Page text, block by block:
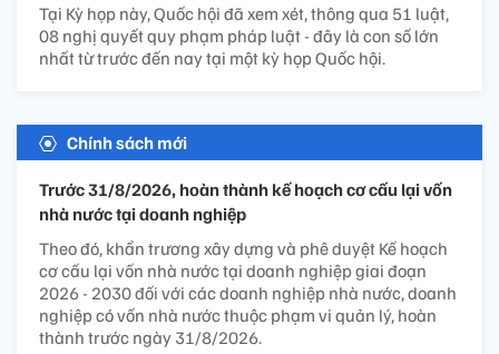
Tại Kỳ họp này, Quốc hội đã xem xét, thông qua 51 luật,
08 nghị quyết quy phạm pháp luật - đây là con số lớn
nhất từ trước đến nay tại một kỳ họp Quốc hội.
Chính sách mới
Trước 31/8/2026, hoàn thành kế hoạch cơ cấu lại vốn
nhà nước tại doanh nghiệp
Theo đó, khẩn trương xây dựng và phê duyệt Kế hoạch
cơ cấu lại vốn nhà nước tại doanh nghiệp giai đoạn
2026 - 2030 đối với các doanh nghiệp nhà nước, doanh
nghiệp có vốn nhà nước thuộc phạm vi quản lý, hoàn
thành trước ngày 31/8/2026.